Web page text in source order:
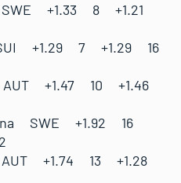
SWE +1.33 8 +1.21
+1.29 7 +1.29 16
AUT +1.47 10 +1.46
SWE +1.92 16
+1.74 13 +1.28